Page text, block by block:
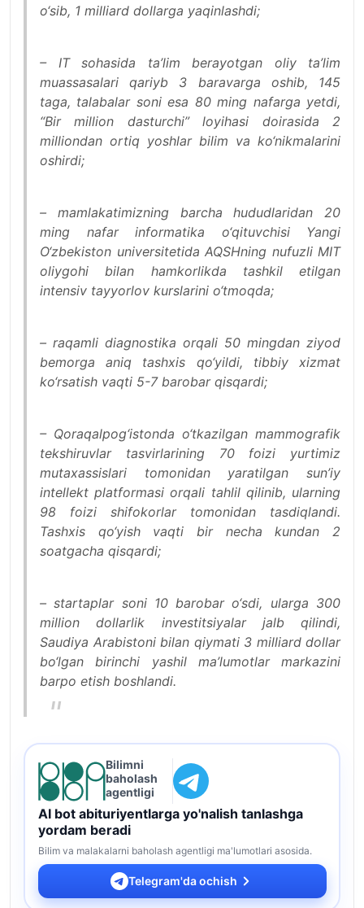
o‘sib, 1 milliard dollarga yaqinlashdi;
– IT sohasida ta’lim berayotgan oliy ta’lim
muassasalari qariyb 3 baravarga oshib, 145
taga, talabalar soni esa 80 ming nafarga yetdi,
“Bir million dasturchi” loyihasi doirasida 2
milliondan ortiq yoshlar bilim va ko‘nikmalarini
oshirdi;
– mamlakatimizning barcha hududlaridan 20
ming nafar informatika o‘qituvchisi Yangi
O‘zbekiston universitetida AQSHning nufuzli MIT
oliygohi bilan hamkorlikda tashkil etilgan
intensiv tayyorlov kurslarini o‘tmoqda;
– raqamli diagnostika orqali 50 mingdan ziyod
bemorga aniq tashxis qo‘yildi, tibbiy xizmat
ko‘rsatish vaqti 5-7 barobar qisqardi;
– Qoraqalpog‘istonda o‘tkazilgan mammografik
tekshiruvlar tasvirlarining 70 foizi yurtimiz
mutaxassislari tomonidan yaratilgan sun’iy
intellekt platformasi orqali tahlil qilinib, ularning
98 foizi shifokorlar tomonidan tasdiqlandi.
Tashxis qo‘yish vaqti bir necha kundan 2
soatgacha qisqardi;
– startaplar soni 10 barobar o‘sdi, ularga 300
million dollarlik investitsiyalar jalb qilindi,
Saudiya Arabistoni bilan qiymati 3 milliard dollar
bo‘lgan birinchi yashil ma’lumotlar markazini
barpo etish boshlandi.
Bilimni
baholash
agentligi
AI bot abituriyentlarga yo'nalish tanlashga
yordam beradi
Bilim va malakalarni baholash agentligi ma'lumotlari asosida.
Telegram'da ochish